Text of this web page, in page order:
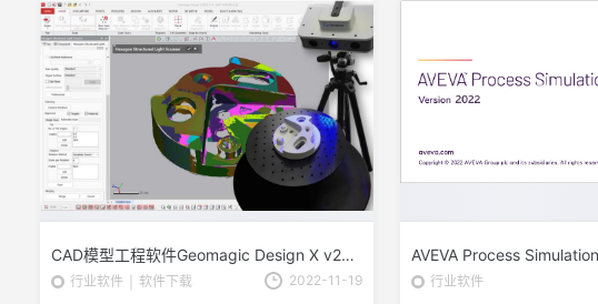
CAD模型工程软件Geomagic Design X v2022.0.0 中文激活版(激活教程)
行业软件 软件下载 2022-11-19 行业软件